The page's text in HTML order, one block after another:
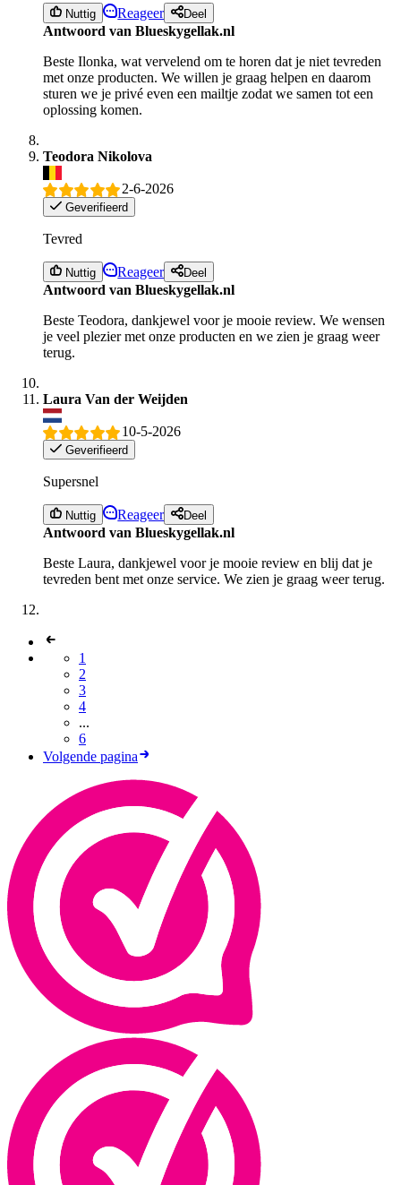
Nuttig Reageer Deel
Antwoord van Blueskygellak.nl
Beste Ilonka, wat vervelend om te horen dat je niet tevreden
met onze producten. We willen je graag helpen en daarom
sturen we je privé even een mailtje zodat we samen tot een
oplossing komen.
Teodora Nikolova
2-6-2026
Geverifieerd
Tevred
Nuttig Reageer Deel
Antwoord van Blueskygellak.nl
Beste Teodora, dankjewel voor je mooie review. We wensen
je veel plezier met onze producten en we zien je graag weer
terug.
Laura Van der Weijden
10-5-2026
Geverifieerd
Supersnel
Nuttig Reageer Deel
Antwoord van Blueskygellak.nl
Beste Laura, dankjewel voor je mooie review en blij dat je
tevreden bent met onze service. We zien je graag weer terug.
1
2
3
4
...
6
Volgende pagina